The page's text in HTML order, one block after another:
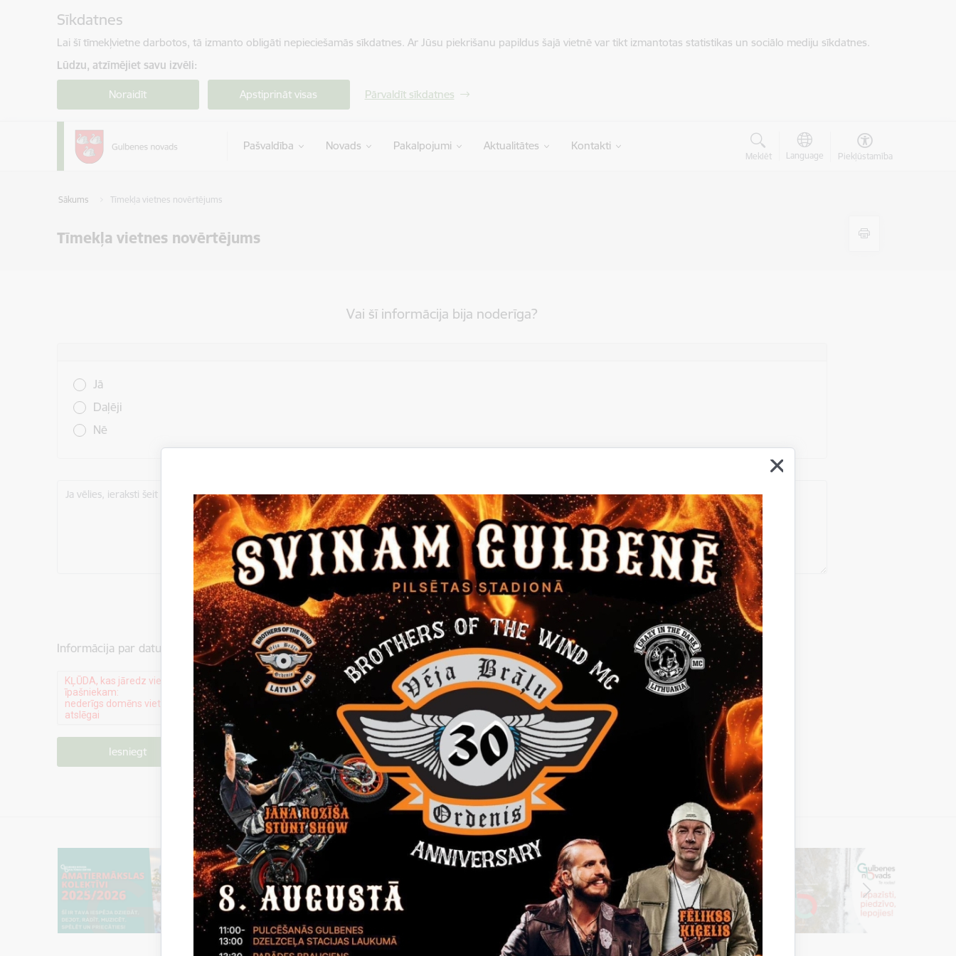
Sīkdatnes
Lai šī tīmekļvietne darbotos, tā izmanto obligāti nepieciešamās sīkdatnes. Ar Jūsu piekrišanu papildus šajā vietnē var tikt izmantotas statistikas un sociālo mediju sīkdatnes.
Lūdzu, atzīmējiet savu izvēli:
Noraidīt Apstiprināt visas Pārvaldīt sīkdatnes
Pašvaldība Novads Pakalpojumi Aktualitātes Kontakti
Meklēt Language Piekļūstamība
Sākums Tīmekļa vietnes novērtējums
Tīmekļa vietnes novērtējums
Vai šī informācija bija noderīga?
Jā
Daļēji
Nē
Ja vēlies, ieraksti šeit komentāru
Vēlos atstāt savu e-pastu saziņai
Informācija par datu apstrādi ir atrodama sadaļā:Privātuma politika